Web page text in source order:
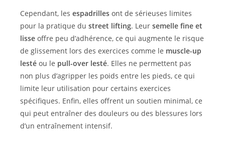
Cependant, les espadrilles ont de sérieuses limites
pour la pratique du street lifting. Leur semelle fine et
lisse offre peu d’adhérence, ce qui augmente le risque
de glissement lors des exercices comme le muscle-up
lesté ou le pull-over lesté. Elles ne permettent pas
non plus d’agripper les poids entre les pieds, ce qui
limite leur utilisation pour certains exercices
spécifiques. Enfin, elles offrent un soutien minimal, ce
qui peut entraîner des douleurs ou des blessures lors
d’un entraînement intensif.